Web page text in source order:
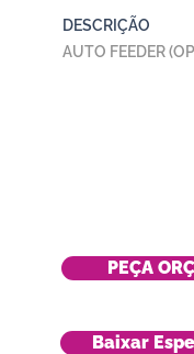
DESCRIÇÃO
AUTO FEEDER
PEÇA
Baixar